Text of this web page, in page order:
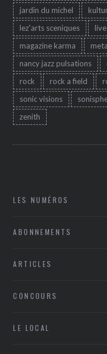
jardin du michel
lez'arts sceniques
live
magazine karma
nancy jazz pulsations
rock
rock a field
sonic visions
zenith
LES NUMÉROS
ABONNEMENTS
ARTICLES
CONCOURS
LE LOCAL